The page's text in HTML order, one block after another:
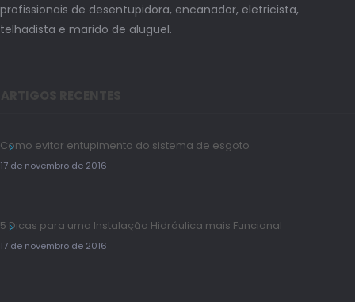
profissionais de desentupidora, encanador, eletricista,
telhadista e marido de aluguel.
Como evitar entupimento do sistema de esgoto
17 de novembro de 2016
5 Dicas para uma Instalação Hidráulica mais Funcional
17 de novembro de 2016